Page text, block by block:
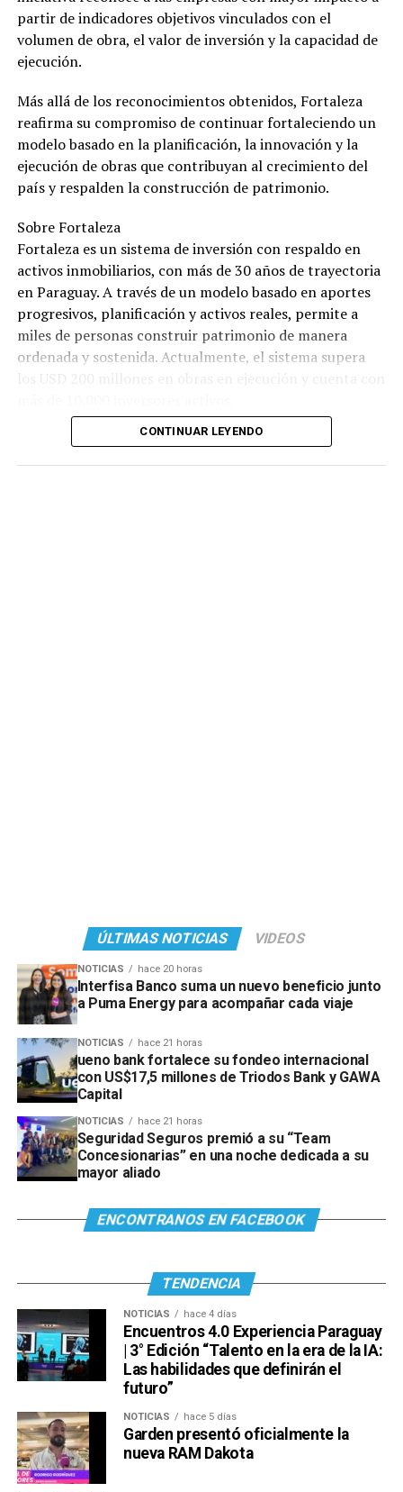
partir de indicadores objetivos vinculados con el
volumen de obra, el valor de inversión y la capacidad de
ejecución.
Más allá de los reconocimientos obtenidos, Fortaleza
reafirma su compromiso de continuar fortaleciendo un
modelo basado en la planificación, la innovación y la
ejecución de obras que contribuyan al crecimiento del
país y respalden la construcción de patrimonio.
Sobre Fortaleza
Fortaleza es un sistema de inversión con respaldo en
activos inmobiliarios, con más de 30 años de trayectoria
en Paraguay. A través de un modelo basado en aportes
progresivos, planificación y activos reales, permite a
miles de personas construir patrimonio de manera
ordenada y sostenida. Actualmente, el sistema supera
CONTINUAR LEYENDO
ÚLTIMAS NOTICIAS VIDEOS
NOTICIAS hace 20 horas
Interfisa Banco suma un nuevo beneficio junto
a Puma Energy para acompañar cada viaje
NOTICIAS hace 21 horas
ueno bank fortalece su fondeo internacional
con US$17,5 millones de Triodos Bank y GAWA
Capital
NOTICIAS hace 21 horas
Seguridad Seguros premió a su “Team
Concesionarias” en una noche dedicada a su
mayor aliado
ENCONTRANOS EN FACEBOOK
TENDENCIA
NOTICIAS hace 4 días
Encuentros 4.0 Experiencia Paraguay
| 3° Edición “Talento en la era de la IA:
Las habilidades que definirán el
futuro”
NOTICIAS hace 5 días
Garden presentó oficialmente la
nueva RAM Dakota